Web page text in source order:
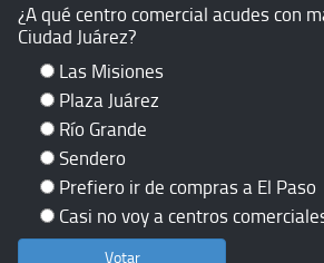
¿A qué centro comercial acudes con
Ciudad Juárez?
Las Misiones
Plaza Juárez
Río Grande
Sendero
Prefiero ir de compras a El Paso
Casi no voy a centros